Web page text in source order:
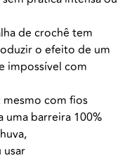
de crochê tem
o efeito de um
impossível com
com fios
barreira 100%